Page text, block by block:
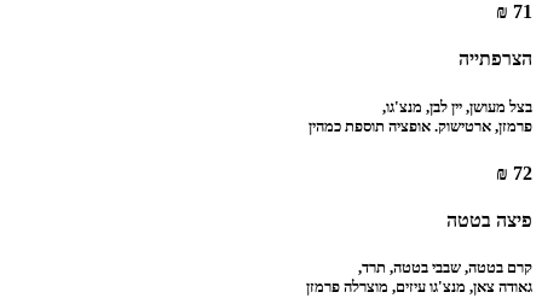
71 ₪
הצרפתייה
בצל מעושן, יין לבן, מנצ'גו,
פרמזן, ארטישוק. אופציה תוספת כמהין
72 ₪
פיצה בטטה
קרם בטטה, שבבי בטטה, תרד,
גאודה צאן, מנצ'גו עיזים, מוצרלה פרמזן